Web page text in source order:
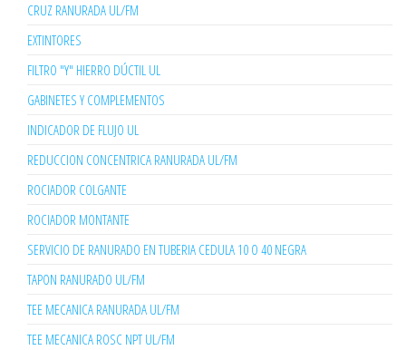
CRUZ RANURADA UL/FM
EXTINTORES
FILTRO "Y" HIERRO DÚCTIL UL
GABINETES Y COMPLEMENTOS
INDICADOR DE FLUJO UL
REDUCCION CONCENTRICA RANURADA UL/FM
ROCIADOR COLGANTE
ROCIADOR MONTANTE
SERVICIO DE RANURADO EN TUBERIA CEDULA 10 O 40 NEGRA
TAPON RANURADO UL/FM
TEE MECANICA RANURADA UL/FM
TEE MECANICA ROSC NPT UL/FM